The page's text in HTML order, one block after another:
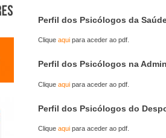
Perfil dos Psicólogos da
Clique aqui para aceder ao pdf.
Perfil dos Psicólogos na
Clique aqui para aceder ao pdf.
Perfil dos Psicólogos do
Clique aqui para aceder ao pdf.